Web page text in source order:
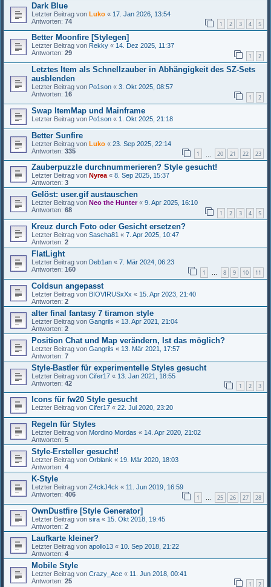
Dark Blue
Letzter Beitrag von Luko « 17. Jan 2026, 13:54
Antworten: 74 1 2 3 4 5
Better Moonfire [Stylegen]
Letzter Beitrag von Rekky « 14. Dez 2025, 11:37
Antworten: 29 1 2
Letztes Item als Schnellzauber in Abhängigkeit des SZ-Sets
ausblenden
Letzter Beitrag von Po1son « 3. Okt 2025, 08:57
Antworten: 16 1 2
Swap ItemMap und Mainframe
Letzter Beitrag von Po1son « 1. Okt 2025, 21:18
Better Sunfire
Letzter Beitrag von Luko « 23. Sep 2025, 22:14
Antworten: 335 1 20 21 22 23
Zauberpuzzle durchnummerieren? Style gesucht!
Letzter Beitrag von Nyrea« 8. Sep 2025, 15:37
Antworten: 3
Gelöst: user.gif austauschen
Letzter Beitrag von Neo the Hunter« 9. Apr 2025, 16:10
Antworten: 68 1 2 3 4 5
Kreuz durch Foto oder Gesicht ersetzen?
Letzter Beitrag von Sascha81 « 7. Apr 2025, 10:47
Antworten: 2
FlatLight
Letzter Beitrag von Deb1an « 7. Mär 2024, 06:23
Antworten: 160 1 … 8 9 10 11
Coldsun angepasst
Letzter Beitrag von BIOVIRUSxXx « 15. Apr 2023, 21:40
Antworten: 2
alter final fantasy 7 tiramon style
Letzter Beitrag von Gangrils « 13. Apr 2021, 21:04
Antworten: 2
Position Chat und Map verändern, Ist das möglich?
Letzter Beitrag von Gangrils « 13. Mär 2021, 17:57
Antworten: 7
Style-Bastler für experimentelle Styles gesucht
Letzter Beitrag von Cifer17 « 13. Jan 2021, 18:55
Antworten: 42 1 2 3
Icons für fw20 Style gesucht
Letzter Beitrag von Cifer17 « 22. Jul 2020, 23:20
Regeln für Styles
Letzter Beitrag von Mordino Mordas « 14. Apr 2020, 21:02
Antworten: 5
Style-Ersteller gesucht!
Letzter Beitrag von Orblank « 19. Mär 2020, 18:03
Antworten: 4
K-Style
Letzter Beitrag von Z4ckJ4ck « 11. Jun 2019, 16:59
Antworten: 406 1 … 25 26 27 28
OwnDustfire [Style Generator]
Letzter Beitrag von sira « 15. Okt 2018, 19:45
Antworten: 2
Laufkarte kleiner?
Letzter Beitrag von apollo13 « 10. Sep 2018, 21:22
Antworten: 4
Mobile Style
Letzter Beitrag von Crazy_Ace « 11. Jun 2018, 00:41
Antworten: 25 1 2